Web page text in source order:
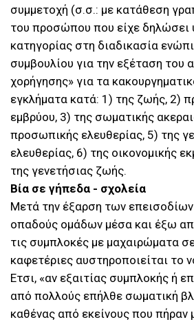
συμμετοχή (σ.σ.: με κατάθεση
του προσώπου που είχε δηλώσει
κατηγορίας στη διαδικασία
συμβουλίου για την εξέταση του
χορήγησης» για τα
εγκλήματα κατά: 1) της ζωής, 2)
εμβρύου, 3) της σωματικής
προσωπικής ελευθερίας, 5) της
ελευθερίας, 6) της οικονομικής
της γενετήσιας ζωής.
Βία σε γήπεδα - σχολεία
Μετά την έξαρση των
οπαδούς ομάδων μέσα και έξω
τις συμπλοκές με μαχαιρώματα
καφετέριες αυστηροποιείται το
Ετσι, «αν εξαιτίας συμπλοκής ή
από πολλούς επήλθε σωματική
καθένας από εκείνους που πήραν